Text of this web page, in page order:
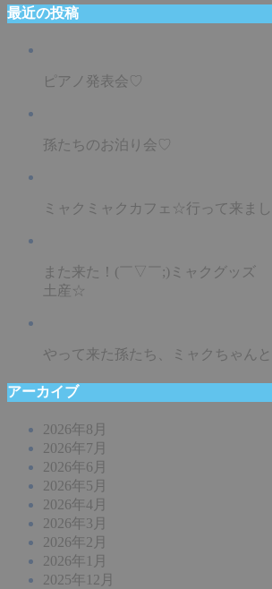
最近の投稿
ピアノ発表会♡
孫たちのお泊り会♡
ミャクミャクカフェ☆行って来ま
また来た！(￣▽￣;)ミャクグッ
土産☆
やって来た孫たち、ミャクちゃん
アーカイブ
2026年8月
2026年7月
2026年6月
2026年5月
2026年4月
2026年3月
2026年2月
2026年1月
2025年12月